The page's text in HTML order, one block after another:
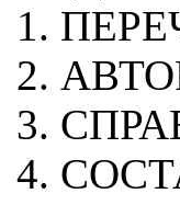
1.
2.
3.
4.